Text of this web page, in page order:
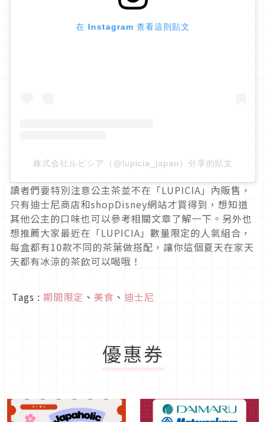
在 Instagram 查看這則貼文
株式会社ルピシア（@lupicia_japan）分享的貼文
讀者們要特別注意公主茶並不在「LUPICIA」內販售，
只有迪士尼商店和shopDisney網站才買得到，想知道
其他公主的口味也可以參考相關文章了解一下。另外也
想推薦大家最近在「LUPICIA」數量限定的人氣組合，
每盒都有10款不同的茶葉做搭配，讓你這個夏天在家天
天都有冰涼的茶飲可以喝哦！
Tags : 期間限定 、 美食 、 迪士尼
優惠券